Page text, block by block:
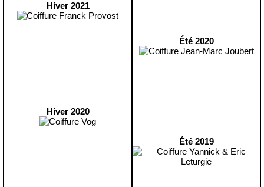
Hiver 2021
Hiver 2020
Été 2020
Été 2019